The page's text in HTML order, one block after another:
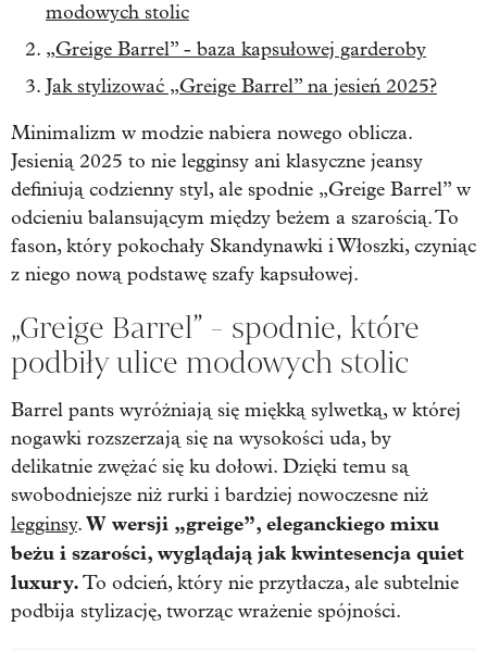
modowych stolic
„Greige Barrel” - baza kapsułowej garderoby
Jak stylizować „Greige Barrel” na jesień 2025?
Minimalizm w modzie nabiera nowego oblicza.
Jesienią 2025 to nie legginsy ani klasyczne jeansy
definiują codzienny styl, ale spodnie „Greige Barrel” w
odcieniu balansującym między beżem a szarością. To
fason, który pokochały Skandynawki i Włoszki, czyniąc
z niego nową podstawę szafy kapsułowej.
„Greige Barrel” - spodnie, które
podbiły ulice modowych stolic
Barrel pants wyróżniają się miękką sylwetką, w której
nogawki rozszerzają się na wysokości uda, by
delikatnie zwężać się ku dołowi. Dzięki temu są
swobodniejsze niż rurki i bardziej nowoczesne niż
legginsy.W wersji „greige”, eleganckiego mixu
beżu i szarości, wyglądają jak kwintesencja quiet
luxury.To odcień, który nie przytłacza, ale subtelnie
podbija stylizację, tworząc wrażenie spójności.